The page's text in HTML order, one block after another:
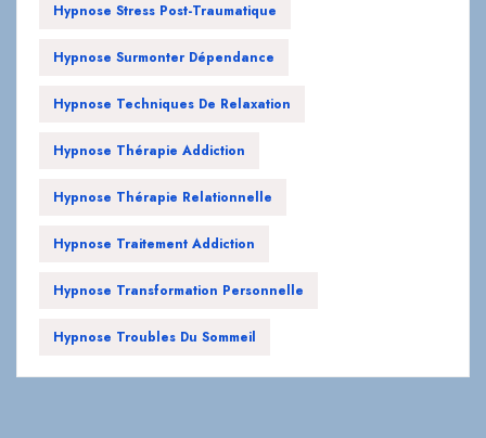
Hypnose Stress Post-Traumatique
Hypnose Surmonter Dépendance
Hypnose Techniques De Relaxation
Hypnose Thérapie Addiction
Hypnose Thérapie Relationnelle
Hypnose Traitement Addiction
Hypnose Transformation Personnelle
Hypnose Troubles Du Sommeil